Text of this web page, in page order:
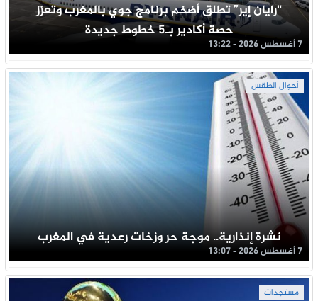
“رايان إير” تطلق أضخم برنامج جوي بالمغرب وتعزز
حصة أكادير بـ5 خطوط جديدة
7 أغسطس 2026 - 13:22
أحوال الطقس
نشرة إنذارية.. موجة حر وزخات رعدية في المغرب
7 أغسطس 2026 - 13:07
مستجدات